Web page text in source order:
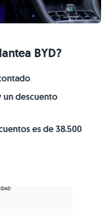
BYD?
.
un descuento
es de 38.500